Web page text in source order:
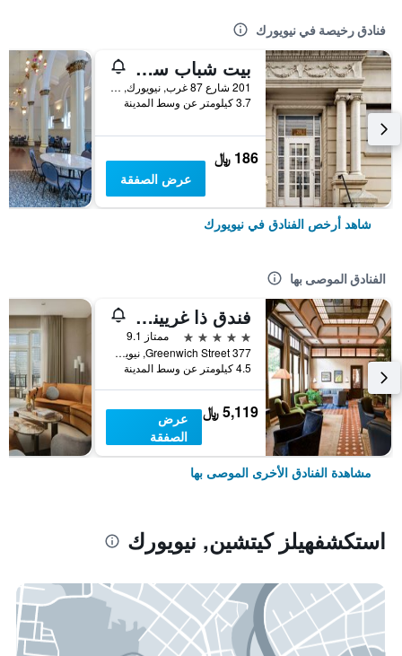
فنادق رخيصة في نيويورك
بيت شباب سنترال بارك ويست
201 شارع 87 غرب, نيويورك, NY, الولايات المتحدة الأميريكية
3.7 كيلومتر عن وسط المدينة
186 ﷼
عرض الصفقة
شاهد أرخص الفنادق في نيويورك
الفنادق الموصى بها
فندق ذا غريينيتش
5 نجوم
ممتاز 9.1
377 Greenwich Street, نيويورك, NY, الولايات المتحدة الأميريكية
4.5 كيلومتر عن وسط المدينة
5,119 ﷼
عرض
الصفقة
مشاهدة الفنادق الأخرى الموصى بها
استكشفهيلز كيتشين, نيويورك